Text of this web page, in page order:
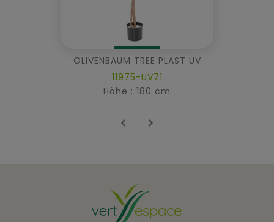
OLIVENBAUM TREE PLAST UV
11975-UV71
Höhe : 180 cm
 